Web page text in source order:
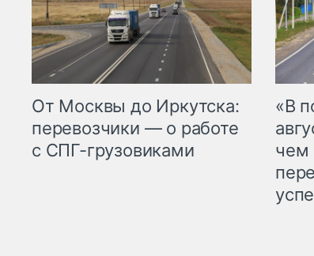
От Москвы до Иркутска:
перевозчики — о работе
с СПГ-грузовиками
«В
чем